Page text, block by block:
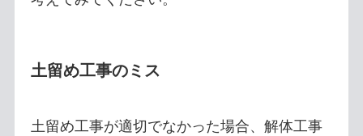
土留め工事のミス
土留め工事が適切でなかった場合、解体工事